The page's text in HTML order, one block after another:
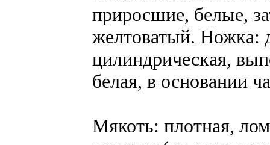
приросшие, белые,
желтоватый. Ножка:
цилиндрическая,
белая, в основании
Мякоть: плотная,